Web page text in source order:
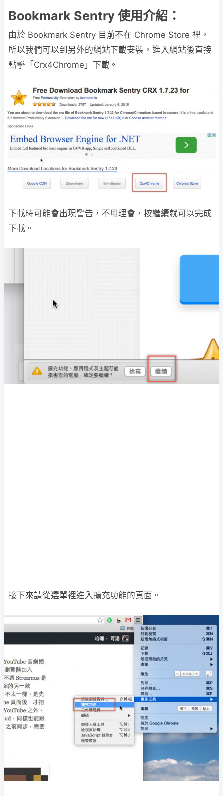
Bookmark Sentry 使用介紹：
由於 Bookmark Sentry 目前不在 Chrome Store 裡，
所以我們可以到另外的網站下載安裝，進入網站後直接
點擊「Crx4Chrome」下載。
下載時可能會出現警告，不用理會，按繼續就可以完成
下載。
接下來請從選單裡進入擴充功能的頁面。